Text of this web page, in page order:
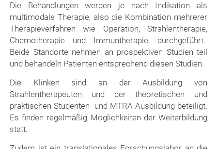
Die Behandlungen werden je nach Indikation als
multimodale Therapie, also die Kombination mehrerer
Therapieverfahren wie Operation, Strahlentherapie,
Chemotherapie und Immuntherapie, durchgeführt.
Beide Standorte nehmen an prospektiven Studien teil
und behandeln Patienten entsprechend diesen Studien.
Die Klinken sind an der Ausbildung von
Strahlentherapeuten und der theoretischen und
praktischen Studenten- und MTRA-Ausbildung beteiligt.
Es finden regelmäßig Möglichkeiten der Weiterbildung
statt.